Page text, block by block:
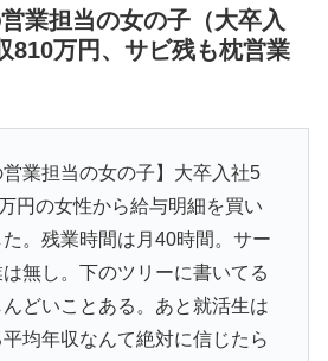
業担当の女の子（大卒入
810万円、サビ残も枕営業
営業担当の女の子】大卒入社5
円の女性から給与明細を買い
。残業時間は月40時間。サー
無し。下のツリーに書いてる
どいことある。あと就活生は
均年収なんて絶対に信じたら